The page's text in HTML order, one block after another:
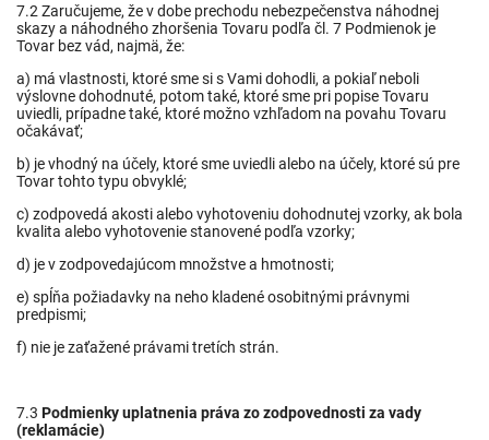
7.2 Zaručujeme, že v dobe prechodu nebezpečenstva náhodnej
skazy a náhodného zhoršenia Tovaru podľa čl. 7 Podmienok je
Tovar bez vád, najmä, že:
a) má vlastnosti, ktoré sme si s Vami dohodli, a pokiaľ neboli
výslovne dohodnuté, potom také, ktoré sme pri popise Tovaru
uviedli, prípadne také, ktoré možno vzhľadom na povahu Tovaru
očakávať;
b) je vhodný na účely, ktoré sme uviedli alebo na účely, ktoré sú pre
Tovar tohto typu obvyklé;
c) zodpovedá akosti alebo vyhotoveniu dohodnutej vzorky, ak bola
kvalita alebo vyhotovenie stanovené podľa vzorky;
d) je v zodpovedajúcom množstve a hmotnosti;
e) spĺňa požiadavky na neho kladené osobitnými právnymi
predpismi;
f) nie je zaťažené právami tretích strán.
7.3 Podmienky uplatnenia práva zo zodpovednosti za vady
(reklamácie)